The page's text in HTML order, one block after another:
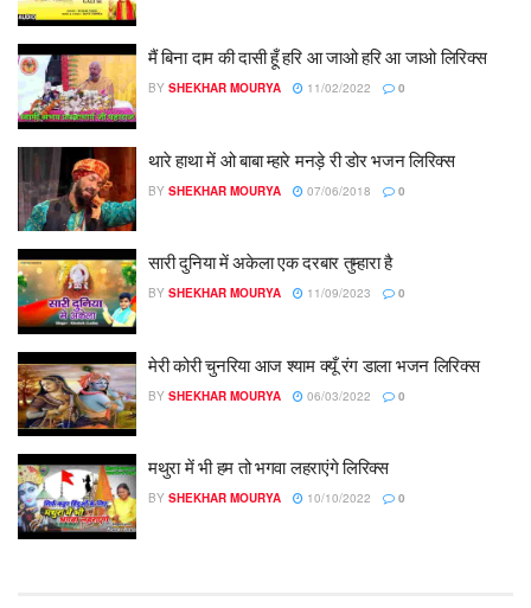
मैं बिना दाम की दासी हूँ हरि आ जाओ हरि आ जाओ लिरिक्स
BY SHEKHAR MOURYA 11/02/2022 0
थारे हाथा में ओ बाबा म्हारे मनड़े री डोर भजन लिरिक्स
BY SHEKHAR MOURYA 07/06/2018 0
सारी दुनिया में अकेला एक दरबार तुम्हारा है
BY SHEKHAR MOURYA 11/09/2023 0
मेरी कोरी चुनरिया आज श्याम क्यूँ रंग डाला भजन लिरिक्स
BY SHEKHAR MOURYA 06/03/2022 0
मथुरा में भी हम तो भगवा लहराएंगे लिरिक्स
BY SHEKHAR MOURYA 10/10/2022 0